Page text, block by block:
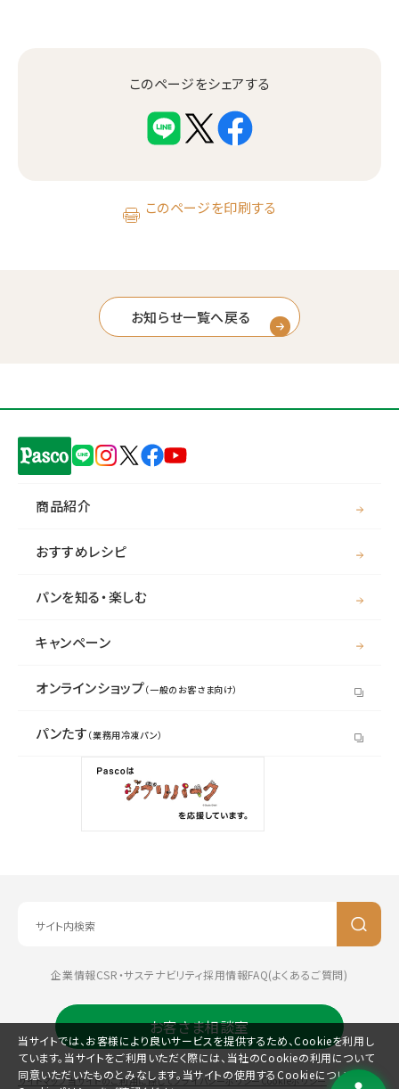
このページをシェアする
このページを印刷する
お知らせ一覧へ戻る
商品紹介
おすすめレシピ
パンを知る・楽しむ
キャンペーン
オンラインショップ（一般のお客さま向け）
パンたす （業務用冷凍パン）
企業情報CSR・サステナビリティ採用情報FAQ(よくあるご質問)
お客さま相談室
サイトマップ当サイトのご利用に際してプライバシーポリシーCookieポリシー
当サイトでは、お客様により良いサービスを提供するため、Cookieを利用し
ています。当サイトをご利用いただく際には、当社のCookieの利用について
同意いただいたものとみなします。当サイトの使用するCookieについては、